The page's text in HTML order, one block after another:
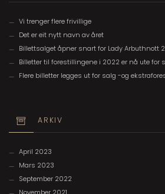
Vi trenger flere frivillige
Det er eit nytt navn av året
Billettsalget åpner snart for Lady Arbuthnott
Billetter til forestillingene i 2022 er nå ute for
Flere billetter legges ut for salg -og
ARKIV
April 2023
Mars 2023
September 2022